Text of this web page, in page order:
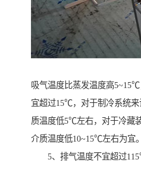
吸气温度比蒸发温度高
宜超过15℃，对于制冷系统
质温度低5℃左右，对于冷藏
介质温度低10~15℃左右为宜。
5、排气温度不宜超过